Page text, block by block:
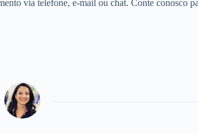
via telefone, e-mail ou chat. Conte conosco